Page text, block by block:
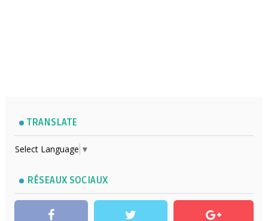
TRANSLATE
Select Language ▼
RÉSEAUX SOCIAUX